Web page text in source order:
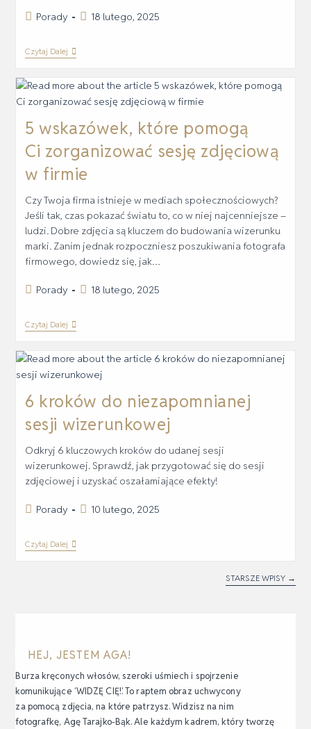
Porady 18 lutego, 2025
Czytaj Dalej
5 wskazówek, które pomogą
Ci zorganizować sesję zdjęciową
w firmie
Czy Twoja firma istnieje w mediach społecznościowych?
Jeśli tak, czas pokazać światu to, co w niej najcenniejsze –
ludzi. Dobre zdjęcia są kluczem do budowania wizerunku
marki. Zanim jednak rozpoczniesz poszukiwania fotografa
firmowego, dowiedz się, jak…
Porady 18 lutego, 2025
Czytaj Dalej
6 kroków do niezapomnianej
sesji wizerunkowej
Odkryj 6 kluczowych kroków do udanej sesji
wizerunkowej. Sprawdź, jak przygotować się do sesji
zdjęciowej i uzyskać oszałamiające efekty!
Porady 10 lutego, 2025
Czytaj Dalej
STARSZE WPISY →
HEJ, JESTEM AGA!
Burza kręconych włosów, szeroki uśmiech i spojrzenie
komunikujące ‘WIDZĘ CIĘ!’. To raptem obraz uchwycony
za pomocą zdjęcia, na które patrzysz. Widzisz na nim
fotografkę, Agę Tarajko-Bąk. Ale każdym kadrem, który tworzę